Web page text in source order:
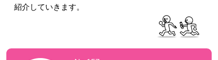
紹介していきます。